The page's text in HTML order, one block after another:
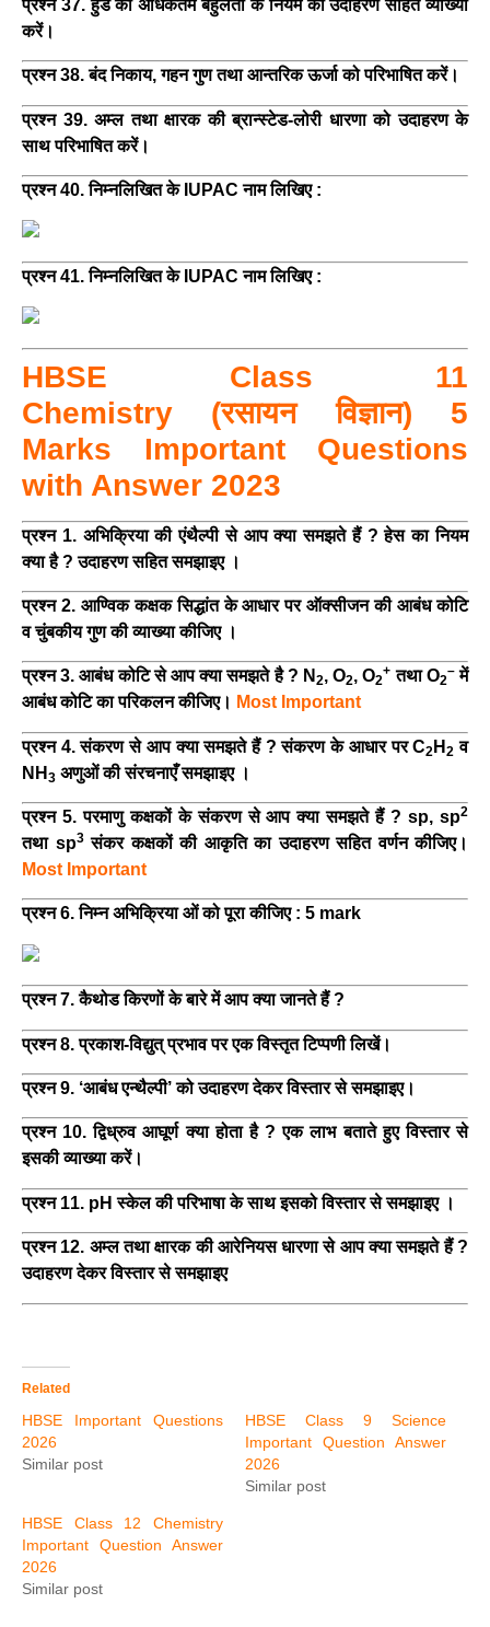
प्रश्न 37. हुंड का अधिकतम बहुलता के नियम की उदाहरण सहित व्याख्या
करें।
प्रश्न 38. बंद निकाय, गहन गुण तथा आन्तरिक ऊर्जा को परिभाषित करें।
प्रश्न 39. अम्ल तथा क्षारक की ब्रान्स्टेड-लोरी धारणा को उदाहरण के
साथ परिभाषित करें।
प्रश्न 40. निम्नलिखित के IUPAC नाम लिखिए :
प्रश्न 41. निम्नलिखित के IUPAC नाम लिखिए :
HBSE Class 11
Chemistry (रसायन विज्ञान) 5
Marks Important Questions
with Answer 2023
प्रश्न 1. अभिक्रिया की एंथैल्पी से आप क्या समझते हैं ? हेस का नियम
क्या है ? उदाहरण सहित समझाइए ।
प्रश्न 2. आण्विक कक्षक सिद्धांत के आधार पर ऑक्सीजन की आबंध कोटि
व चुंबकीय गुण की व्याख्या कीजिए ।
प्रश्न 3. आबंध कोटि से आप क्या समझते है ? N 2, O2, O2
+ तथा O2
–में
आबंध कोटि का परिकलन कीजिए। Most Important
प्रश्न 4. संकरण से आप क्या समझते हैं ? संकरण के आधार पर C2 H2 व
NH 3 अणुओं की संरचनाएँ समझाइए ।
प्रश्न 5. परमाणु कक्षकों के संकरण से आप क्या समझते हैं ? sp, sp2
तथा sp3संकर कक्षकों की आकृति का उदाहरण सहित वर्णन कीजिए।
Most Important
प्रश्न 6. निम्न अभिक्रिया ओं को पूरा कीजिए : 5 mark
प्रश्न 7. कैथोड किरणों के बारे में आप क्या जानते हैं ?
प्रश्न 8. प्रकाश-विद्युत् प्रभाव पर एक विस्तृत टिप्पणी लिखें।
प्रश्न 9. ‘आबंध एन्थैल्पी’ को उदाहरण देकर विस्तार से समझाइए।
प्रश्न 10. द्विध्रुव आघूर्ण क्या होता है ? एक लाभ बताते हुए विस्तार से
इसकी व्याख्या करें।
प्रश्न 11. pH स्केल की परिभाषा के साथ इसको विस्तार से समझाइए ।
प्रश्न 12. अम्ल तथा क्षारक की आरेनियस धारणा से आप क्या समझते हैं ?
उदाहरण देकर विस्तार से समझाइए
Related
HBSE Important Questions
2026
Similar post
HBSE Class 9 Science
Important Question Answer
2026
Similar post
HBSE Class 12 Chemistry
Important Question Answer
2026
Similar post